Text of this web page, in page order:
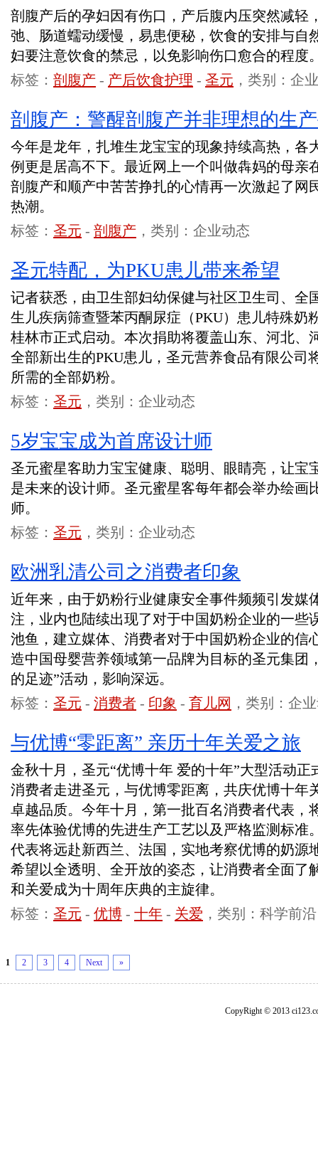
剖腹产后的孕妇因有伤口，产后腹内压突然减轻
弛、肠道蠕动缓慢，易患便秘，饮食的安排与自
妇要注意饮食的禁忌，以免影响伤口愈合的程度
标签： 剖腹产 - 产后饮食护理 - 圣元 ，类别：企
剖腹产：警醒剖腹产并非理想的生
今年是龙年，扎堆生龙宝宝的现象持续高热，各
例更是居高不下。最近网上一个叫做犇妈的母亲
剖腹产和顺产中苦苦挣扎的心情再一次激起了网
热潮。
标签： 圣元 - 剖腹产 ，类别：企业动态
圣元特配，为PKU患儿带来希望
记者获悉，由卫生部妇幼保健与社区卫生司、全
生儿疾病筛查暨苯丙酮尿症（PKU）患儿特殊奶
桂林市正式启动。本次捐助将覆盖山东、河北、
全部新出生的PKU患儿，圣元营养食品有限公司
所需的全部奶粉。
标签： 圣元 ，类别：企业动态
5岁宝宝成为首席设计师
圣元蜜星客助力宝宝健康、聪明、眼睛亮，让宝
是未来的设计师。圣元蜜星客每年都会举办绘画
师。
标签： 圣元 ，类别：企业动态
欧洲乳清公司之消费者印象
近年来，由于奶粉行业健康安全事件频频引发媒
注，业内也陆续出现了对于中国奶粉企业的一些
池鱼，建立媒体、消费者对于中国奶粉企业的信
造中国母婴营养领域第一品牌为目标的圣元集团
的足迹”活动，影响深远。
标签： 圣元 - 消费者 - 印象 - 育儿网 ，类别：企
与优博“零距离” 亲历十年关爱之旅
金秋十月，圣元“优博十年 爱的十年”大型活动
消费者走进圣元，与优博零距离，共庆优博十年
卓越品质。今年十月，第一批百名消费者代表，
率先体验优博的先进生产工艺以及严格监测标准
代表将远赴新西兰、法国，实地考察优博的奶源
希望以全透明、全开放的姿态，让消费者全面了
和关爱成为十周年庆典的主旋律。
标签： 圣元 - 优博 - 十年 - 关爱 ，类别：科学前沿
1 2 3 4 Next »
CopyRight © 2013